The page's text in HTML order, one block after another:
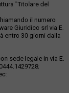
"Titolare del
il numero
Giuridico srl via E.
entro 30 giorni dalla
sede legale in via E.